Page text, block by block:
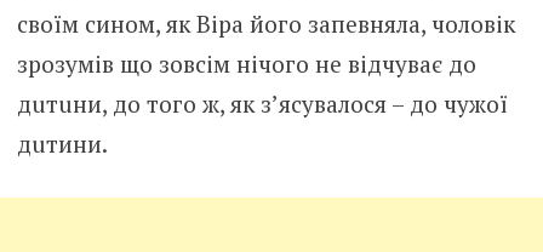
своїм сином, як Віра його запевняла, чоловік
зрозумів що зовсім нічого не відчуває до
дuтuни, до того ж, як з’ясувалося – до чужої
дuтини.